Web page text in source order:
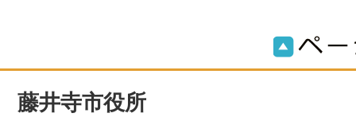
藤井寺市役所